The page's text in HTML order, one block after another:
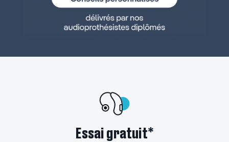
Essai gratuit*